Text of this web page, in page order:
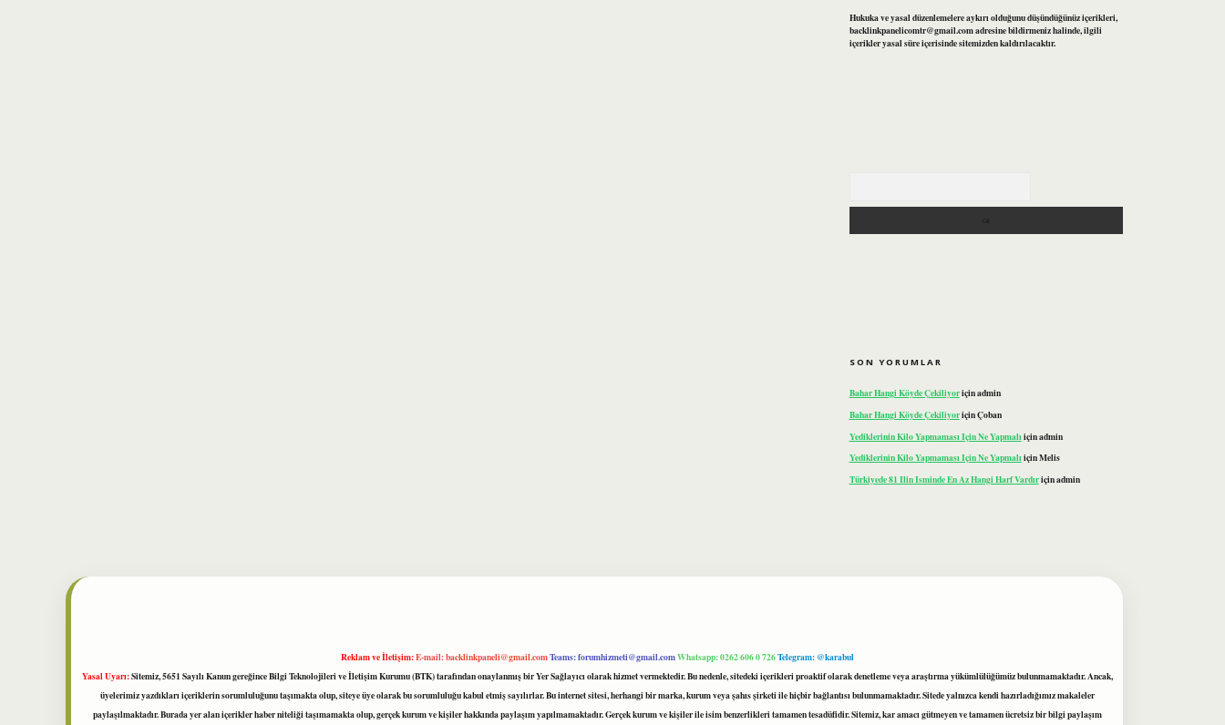
Hukuka ve yasal düzenlemelere aykırı olduğunu düşündüğünüz içerikleri,
backlinkpanelicomtr@gmail.comadresine bildirmeniz halinde, ilgili
içerikler yasal süre içerisinde sitemizden kaldırılacaktır.
SON YORUMLAR
Bahar Hangi Köyde Çekiliyoriçinadmin
Bahar Hangi Köyde ÇekiliyoriçinÇoban
Yediklerinin Kilo Yapmaması Için Ne Yapmalı içinadmin
Yediklerinin Kilo Yapmaması Için Ne YapmalıiçinMelis
Türkiyede 81 Ilin Isminde En Az Hangi Harf Vardıriçinadmin
Reklam ve İletişim:E-mail:backlinkpaneli@gmail.comTeams:forumhizmeti@gmail.comWhatsapp: 0262 606 0 726Telegram: @karabul
Yasal Uyarı:Sitemiz, 5651 Sayılı Kanun gereğince Bilgi Teknolojileri ve İletişim Kurumu (BTK) tarafından onaylanmış bir Yer Sağlayıcı olarak hizmet vermektedir. Bu nedenle, sitedeki içerikleri proaktif olarak denetleme veya araştırma yükümlülüğümüz bulunmamaktadır. Ancak,
üyelerimiz yazdıkları içeriklerin sorumluluğunu taşımakta olup, siteye üye olarak bu sorumluluğu kabul etmiş sayılırlar. Bu internet sitesi, herhangi bir marka, kurum veya şahıs şirketi ile hiçbir bağlantısı bulunmamaktadır. Sitede yalnızca kendi hazırladığımız makaleler
paylaşılmaktadır. Burada yer alan içerikler haber niteliği taşımamakta olup, gerçek kurum ve kişiler hakkında paylaşım yapılmamaktadır. Gerçek kurum ve kişiler ile isim benzerlikleri tamamen tesadüfidir. Sitemiz, kar amacı gütmeyen ve tamamen ücretsiz bir bilgi paylaşım